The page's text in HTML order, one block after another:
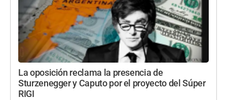
La oposición reclama la presencia de
Sturzenegger y Caputo por el proyecto del Súper
RIGI